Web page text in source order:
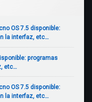
OS 7.5 disponible:
la interfaz, etc…
programas
etc…
OS 7.5 disponible:
la interfaz, etc…